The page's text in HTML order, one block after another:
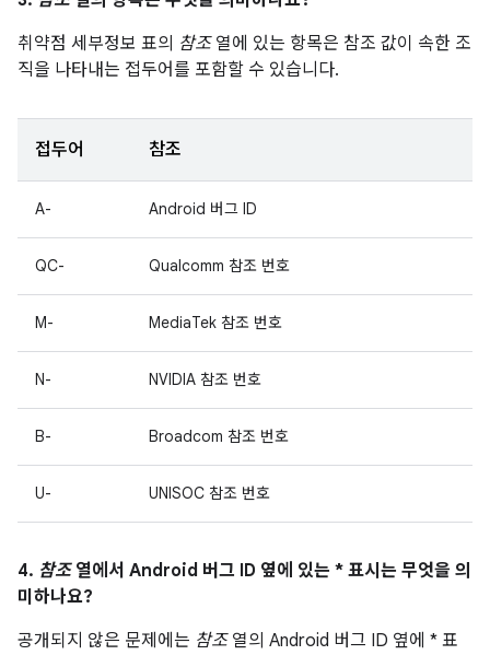
취약점 세부정보 표의 참조열에 있는 항목은 참조 값이 속한 조
직을 나타내는 접두어를 포함할 수 있습니다.
접두어 참조
A- Android 버그 ID
QC- Qualcomm 참조 번호
M- MediaTek 참조 번호
N- NVIDIA 참조 번호
B- Broadcom 참조 번호
U- UNISOC 참조 번호
4. 참조열에서 Android 버그 ID 옆에 있는 * 표시는 무엇을 의
미하나요?
공개되지 않은 문제에는 참조열의 Android 버그 ID 옆에 * 표